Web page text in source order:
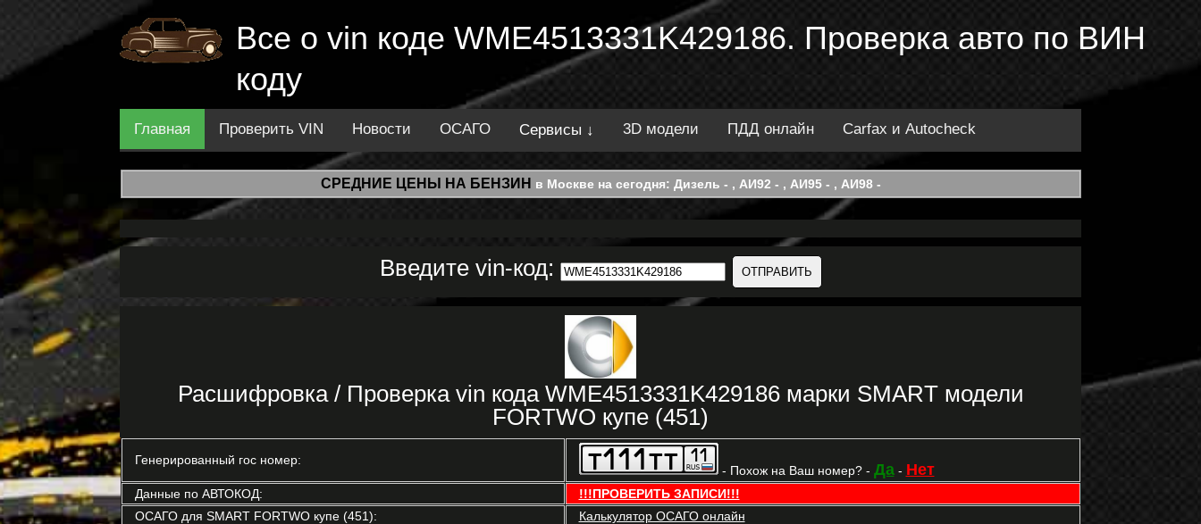
Все о vin коде WME4513331K429186. Проверка авто по ВИН
коду
Главная Проверить VIN Новости ОСАГО Сервисы ↓ 3D модели ПДД онлайн Carfax и Autocheck
СРЕДНИЕ ЦЕНЫ НА БЕНЗИН в Москве на сегодня: Дизель - , АИ92 - , АИ95 - , АИ98 -
Введите vin-код:
Расшифровка / Проверка vin кода WME4513331K429186 марки SMART модели
FORTWO купе (451)
Генерированный гос номер:
- Похож на Ваш номер? - Да- Нет
Данные по АВТОКОД:
!!!ПРОВЕРИТЬ ЗАПИСИ!!!
ОСАГО для SMART FORTWO купе (451):
Калькулятор ОСАГО онлайн